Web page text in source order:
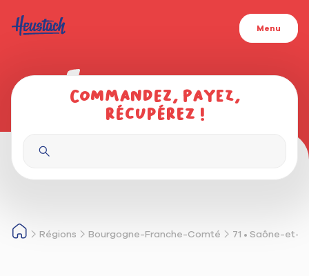
Menu
Commandez, payez,
récupérez !
Régions Bourgogne-Franche-Comté 71 • Saône-et-